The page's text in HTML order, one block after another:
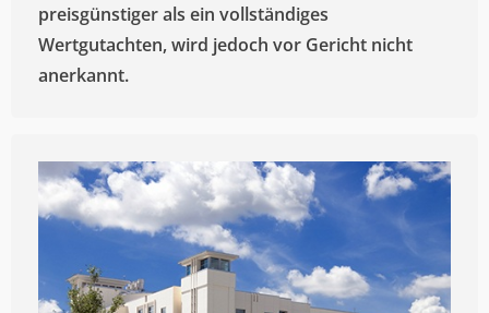
preisgünstiger als ein vollständiges
Wertgutachten, wird jedoch vor Gericht nicht
anerkannt.